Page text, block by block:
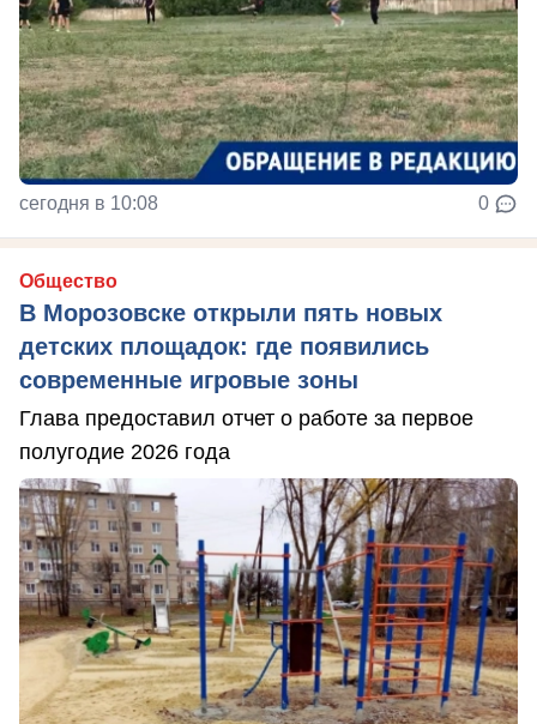
сегодня в 10:08 0
Общество
В Морозовске открыли пять новых
детских площадок: где появились
современные игровые зоны
Глава предоставил отчет о работе за первое
полугодие 2026 года